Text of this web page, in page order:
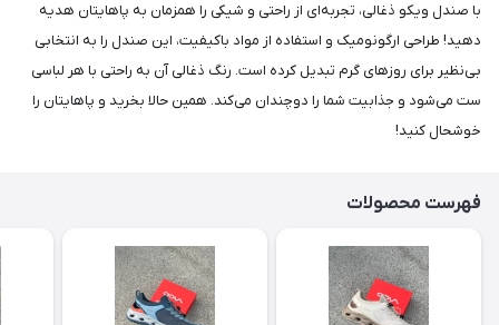
با صندل ویکو ذغالی، تجربه‌ای از راحتی و شیکی را همزمان به پاهایتان هدیه
دهید! طراحی ارگونومیک و استفاده از مواد باکیفیت، این صندل را به انتخابی
بی‌نظیر برای روزهای گرم تبدیل کرده است. رنگ ذغالی آن به راحتی با هر لباسی
ست می‌شود و جذابیت شما را دوچندان می‌کند. همین حالا بخرید و پاهایتان را
خوشحال کنید!
فهرست محصولات